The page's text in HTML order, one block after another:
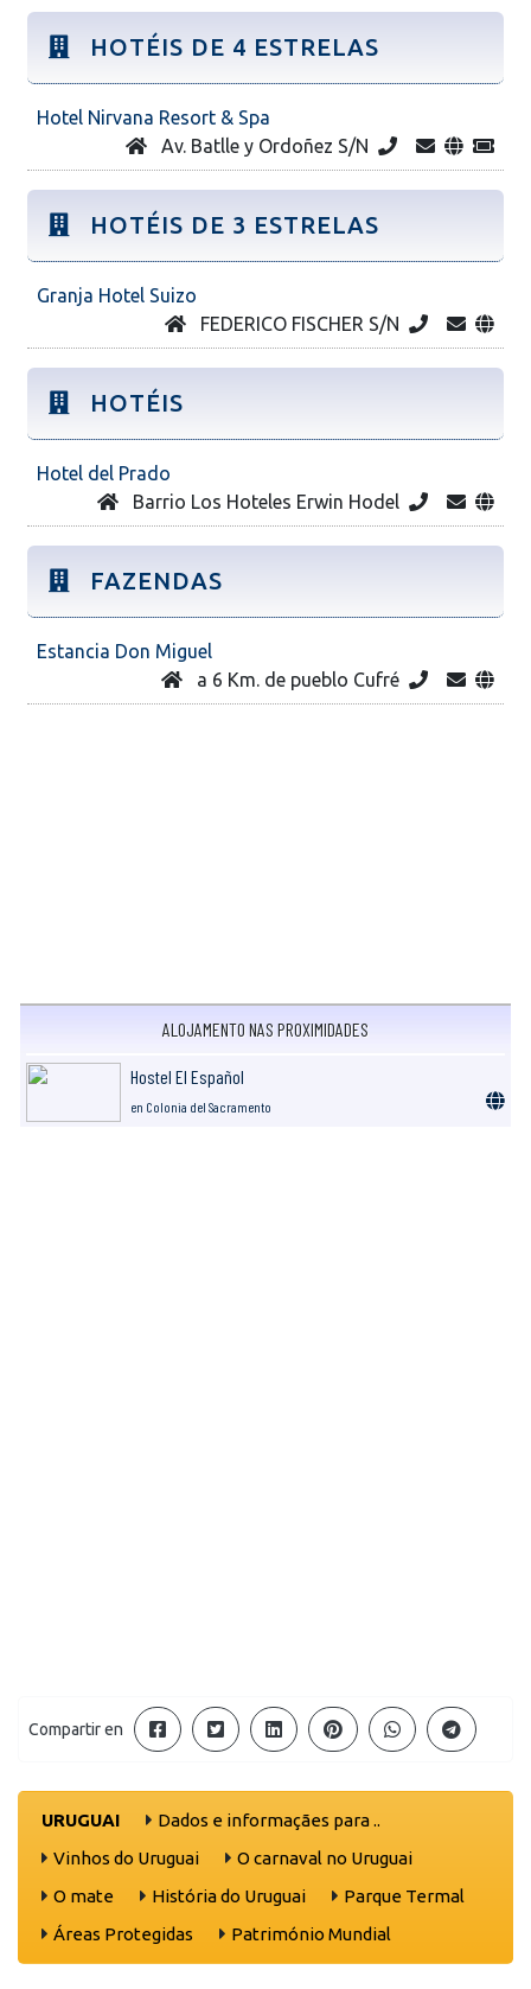
HOTÉIS DE 4 ESTRELAS
Hotel Nirvana Resort & Spa
Av. Batlle y Ordoñez S/N
HOTÉIS DE 3 ESTRELAS
Granja Hotel Suizo
FEDERICO FISCHER S/N
HOTÉIS
Hotel del Prado
Barrio Los Hoteles Erwin Hodel
FAZENDAS
Estancia Don Miguel
a 6 Km. de pueblo Cufré
ALOJAMENTO NAS PROXIMIDADES
Hostel El Español
en Colonia del Sacramento
Compartir en
URUGUAI
Dados e informaçães para ..
Vinhos do Uruguai
O carnaval no Uruguai
O mate
História do Uruguai
Parque Termal
Áreas Protegidas
Património Mundial